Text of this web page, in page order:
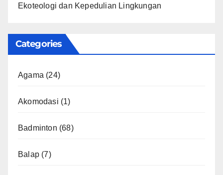
Ekoteologi dan Kepedulian Lingkungan
Categories
Agama (24)
Akomodasi (1)
Badminton (68)
Balap (7)